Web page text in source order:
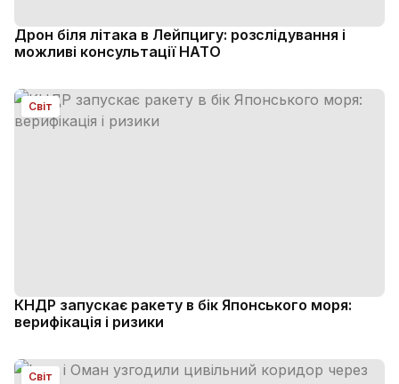
Дрон біля літака в Лейпцигу: розслідування і
можливі консультації НАТО
Світ
КНДР запускає ракету в бік Японського моря:
верифікація і ризики
Світ